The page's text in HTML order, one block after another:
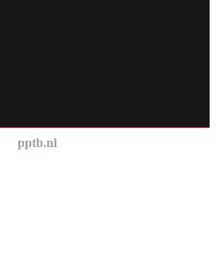
pptb.nl